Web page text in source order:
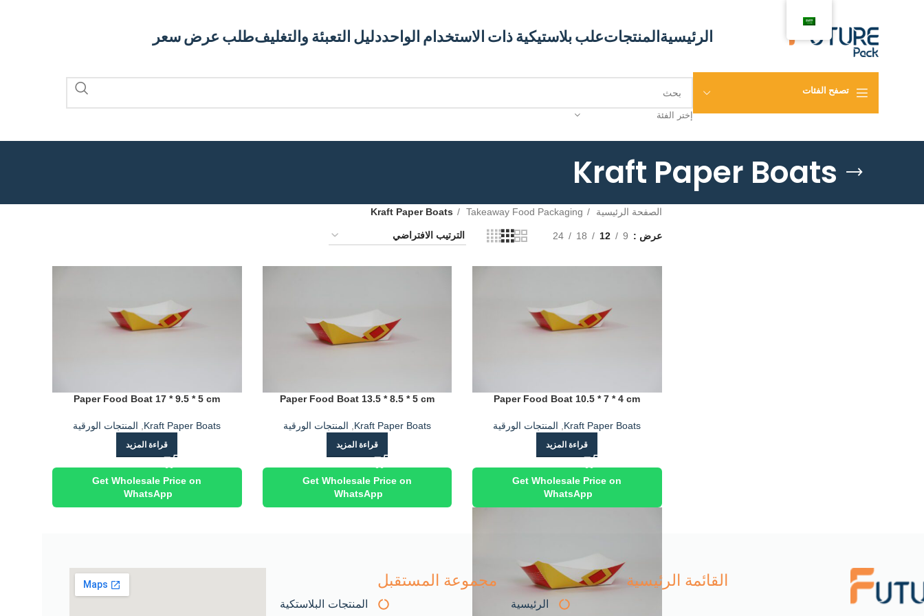
الرئيسيةالمنتجاتعلب بلاستيكية ذات الاستخدام الواحددليل التعبئة والتغليفطلب عرض سعر
تصفح الفئات
إختر الفئة
Kraft Paper Boats
الصفحة الرئيسية Takeaway Food Packaging
Kraft Paper Boats
عرض 9
12
18
24
Paper Food Boat 10.5 * 7 * 4 cm
Kraft Paper Boats المنتجات الورقية
قراءة المزيد
Get Wholesale Price on
WhatsApp
Paper Food Boat 13.5 * 8.5 * 5 cm
Kraft Paper Boats المنتجات الورقية
قراءة المزيد
Get Wholesale Price on
WhatsApp
Paper Food Boat 17 * 9.5 * 5 cm
Kraft Paper Boats المنتجات الورقية
قراءة المزيد
Get Wholesale Price on
WhatsApp
القائمة الرئيسية
الرئيسية
مجموعة المستقبل
المنتجات البلاستكية